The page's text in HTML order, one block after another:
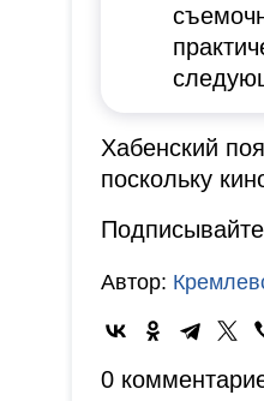
Хабенский
поскольку
Автор:
0